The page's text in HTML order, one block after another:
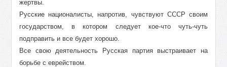
жертвы.
Русские националисты, напротив, чувствуют СССР своим
государством, в котором следует кое-что чуть-чуть
подправить и все будет хорошо.
Все свою деятельность Русская партия выстраивает на
борьбе с еврейством.